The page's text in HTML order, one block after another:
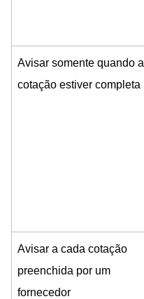
Avisar somente quando a
cotação estiver completa
Avisar a cada cotação
preenchida por um
fornecedor